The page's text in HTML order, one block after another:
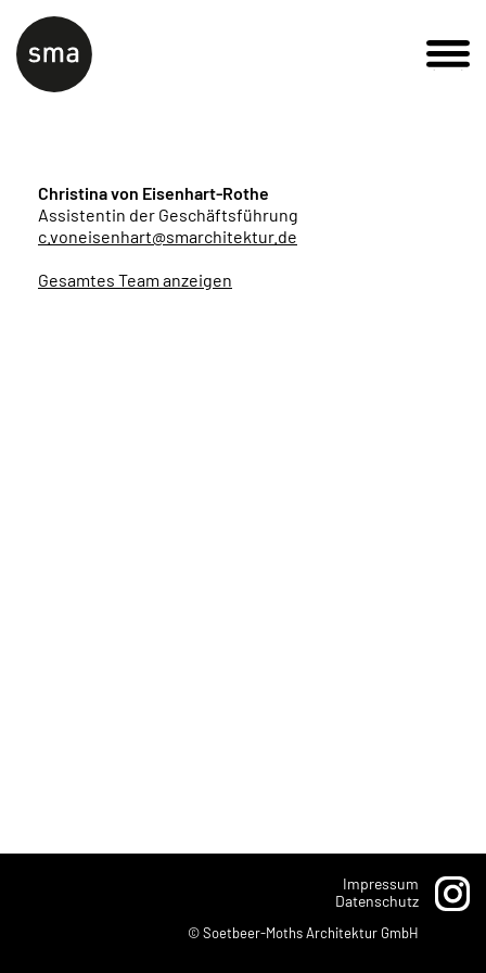
Christina von Eisenhart-Rothe
Assistentin der Geschäftsführung
c.voneisenhart@smarchitektur.de
Gesamtes Team anzeigen
Impressum
Datenschutz
© Soetbeer-Moths Architektur GmbH